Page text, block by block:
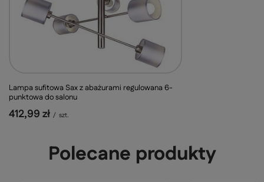
Lampa sufitowa Sax z abażurami regulowana 6-
punktowa do salonu
412,99 zł / szt.
Polecane produkty